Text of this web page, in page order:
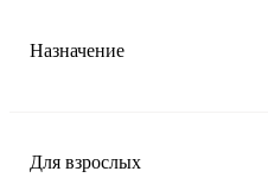
Назначение
Для взрослых